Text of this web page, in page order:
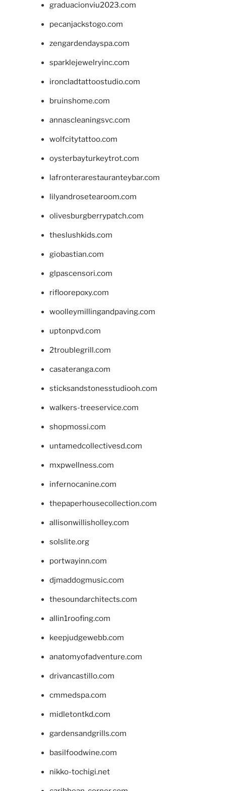
graduacionviu2023.com
pecanjackstogo.com
zengardendayspa.com
sparklejewelryinc.com
ironcladtattoostudio.com
bruinshome.com
annascleaningsvc.com
wolfcitytattoo.com
oysterbayturkeytrot.com
lafronterarestauranteybar.com
lilyandrosetearoom.com
olivesburgberrypatch.com
theslushkids.com
giobastian.com
glpascensori.com
rifloorepoxy.com
woolleymillingandpaving.com
uptonpvd.com
2troublegrill.com
casateranga.com
sticksandstonesstudiooh.com
walkers-treeservice.com
shopmossi.com
untamedcollectivesd.com
mxpwellness.com
infernocanine.com
thepaperhousecollection.com
allisonwillisholley.com
solslite.org
portwayinn.com
djmaddogmusic.com
thesoundarchitects.com
allin1roofing.com
keepjudgewebb.com
anatomyofadventure.com
drivancastillo.com
cmmedspa.com
midletontkd.com
gardensandgrills.com
basilfoodwine.com
nikko-tochigi.net